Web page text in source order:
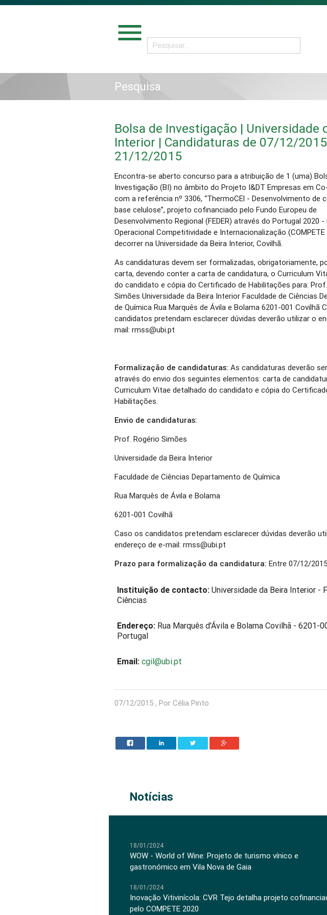
menu
Pesquisa
Bolsa de Investigação | Universidade
Interior | Candidaturas de 07/12/
21/12/2015
Encontra-se aberto concurso para a atribuição de 1 (uma)
Investigação (BI) no âmbito do Projeto I&DT Empresas em
com a referência nº 3306, “ThermoCEl - Desenvolvimento de
base celulose”, projeto cofinanciado pelo Fundo Europeu de
Desenvolvimento Regional (FEDER) através do Portugal 2020
Operacional Competitividade e Internacionalização (COMPETE
decorrer na Universidade da Beira Interior, Covilhã.
As candidaturas devem ser formalizadas, obrigatoriamente,
carta, devendo conter a carta de candidatura, o Curriculum
do candidato e cópia do Certificado de Habilitações para:
Simões Universidade da Beira Interior Faculdade de Ciências
de Química Rua Marquês de Ávila e Bolama 6201-001 Covilhã
candidatos pretendam esclarecer dúvidas deverão utilizar o
mail: rmss@ubi.pt
Formalização de candidaturas: As candidaturas deverão
através do envio dos seguintes elementos: carta de
Curriculum Vitae detalhado do candidato e cópia do
Habilitações.
Envio de candidaturas:
Prof. Rogério Simões
Universidade da Beira Interior
Faculdade de Ciências Departamento de Química
Rua Marquês de Ávila e Bolama
6201-001 Covilhã
Caso os candidatos pretendam esclarecer dúvidas deverão
endereço de e-mail: rmss@ubi.pt
Prazo para formalização da candidatura: Entre 07/12/
Instituição de contacto: Universidade da Beira Interior -
Ciências
Endereço: Rua Marquês d'Ávila e Bolama Covilhã - 6201-
Portugal
Email: cgil@ubi.pt
07/12/2015 , Por Célia Pinto
Notícias
18/01/2024
WOW - World of Wine: Projeto de turismo vínico e
gastronómico em Vila Nova de Gaia
18/01/2024
Inovação Vitivinícola: CVR Tejo detalha projeto
pelo COMPETE 2020